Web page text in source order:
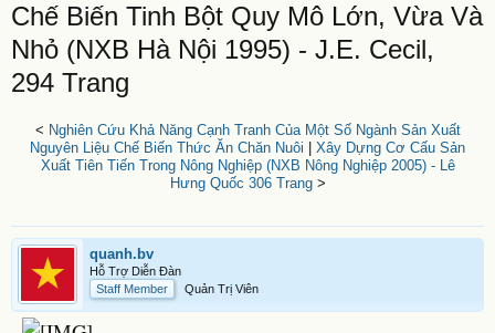
Chế Biến Tinh Bột Quy Mô Lớn, Vừa Và
Nhỏ (NXB Hà Nội 1995) - J.E. Cecil,
294 Trang
< Nghiên Cứu Khả Năng Cạnh Tranh Của Một Số Ngành Sản Xuất
Nguyên Liệu Chế Biến Thức Ăn Chăn Nuôi
Xây Dựng Cơ Cấu Sản
Xuất Tiên Tiến Trong Nông Nghiệp (NXB Nông Nghiệp 2005) - Lê
Hưng Quốc 306 Trang>
quanh.bv
Hỗ Trợ Diễn Đàn
Staff Member
Quản Trị Viên